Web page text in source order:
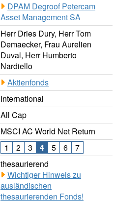
DPAM Degroof Petercam
Asset Management SA
Herr Dries Dury, Herr Tom
Demaecker, Frau Aurelien
Duval, Herr Humberto
Nardiello
Aktienfonds
International
All Cap
MSCI AC World Net Return
1 2 3 4 5 6
7
thesaurierend
Wichtiger Hinweis zu
ausländischen
thesaurierenden Fonds!